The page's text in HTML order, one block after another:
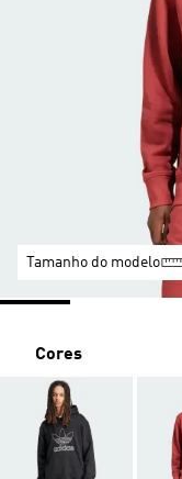
Tamanho do modelo
Cores